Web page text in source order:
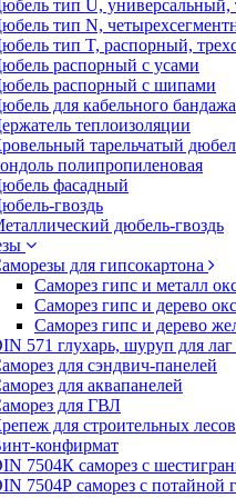
тип U, универсальный,
тип N,
тип T, распорный,
распорный с усами
распорный с шипами
для кабельного бандажа
теплоизоляции
тарельчатый
полипропиленовая
фасадный
гвоздь
дюбель-гвоздь
для гипсокартона
Саморез гипс и металл
Саморез гипс и дерево
Саморез гипс и дерево
571 глухарь, шуруп для лаг
для сэндвич-панелей
для аквапанелей
для ГВЛ
для строительных лесов
конфирмат
7504К саморез с
7504Р саморез с потайной